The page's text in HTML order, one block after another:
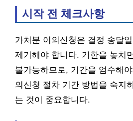
시작 전 체크사항
가처분 이의신청은 결정 송달
제기해야 합니다. 기한을 놓치
불가능하므로, 기간을 엄수해
의신청 절차 기간 방법을 숙지
는 것이 중요합니다.